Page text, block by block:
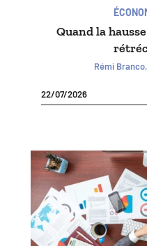
Quand la
Rémi
22/07/2026